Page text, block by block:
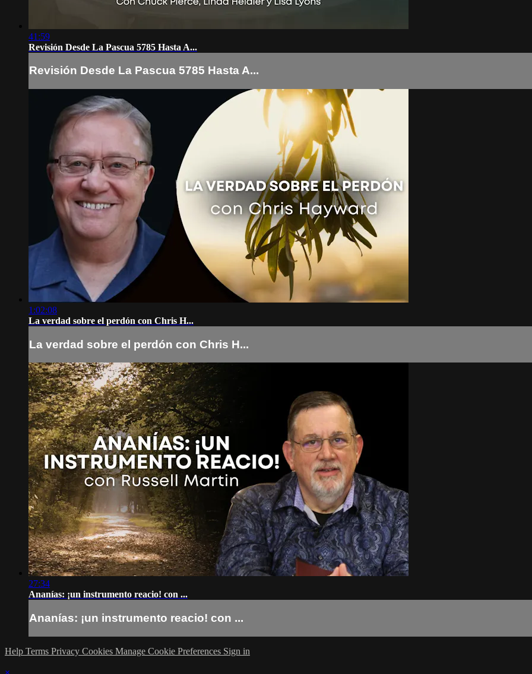
41:59
Revisión Desde La Pascua 5785 Hasta A...
Revisión Desde La Pascua 5785 Hasta A...
1:02:08
La verdad sobre el perdón con Chris H...
La verdad sobre el perdón con Chris H...
27:34
Ananías: ¡un instrumento reacio! con ...
Ananías: ¡un instrumento reacio! con ...
Help Terms Privacy Cookies Manage Cookie Preferences Sign in